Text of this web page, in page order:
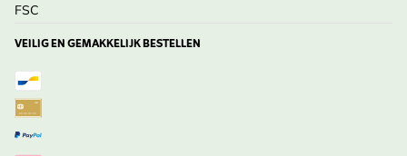
FSC
VEILIG EN GEMAKKELIJK BESTELLEN